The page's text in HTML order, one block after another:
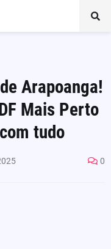
Arapoanga!
Mais Perto
tudo
0